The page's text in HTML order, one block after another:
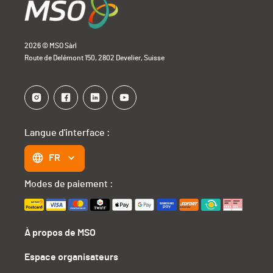
2026 © MSO Sàrl
Route de Delémont 150, 2802 Develier, Suisse
À propos de MSO
Espace organisateurs
Langue d'interface :
FR
Modes de paiement :